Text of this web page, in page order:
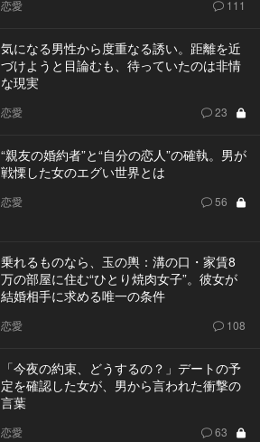
恋愛 111
気になる男性から度重なる誘い。距離を近
づけようと目論むも、待っていたのは非情
な現実
恋愛 23
“親友の婚約者”と“自分の恋人”の確執。男が
戦慄した女のエグい世界とは
恋愛 56
乗れるものなら、玉の輿：溝の口・家賃8
万の部屋に住む“ひとり焼肉女子”。彼女が
結婚相手に求める唯一の条件
恋愛 108
「今夜の約束、どうするの？」デートの予
定を確認した女が、男から言われた衝撃の
言葉
恋愛 63